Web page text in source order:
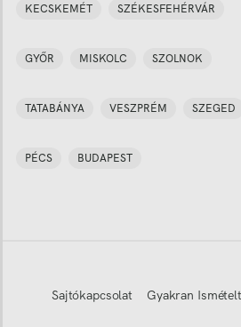
KECSKEMÉT SZÉKESFEHÉRVÁR
GYŐR MISKOLC SZOLNOK
TATABÁNYA VESZPRÉM SZEGED
PÉCS BUDAPEST
Sajtókapcsolat Gyakran